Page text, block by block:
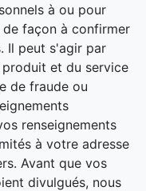
à ou pour
façon à confirmer
Il peut s'agir par
et du service
de fraude ou
renseignements
à votre adresse
Avant que vos
divulgués, nous